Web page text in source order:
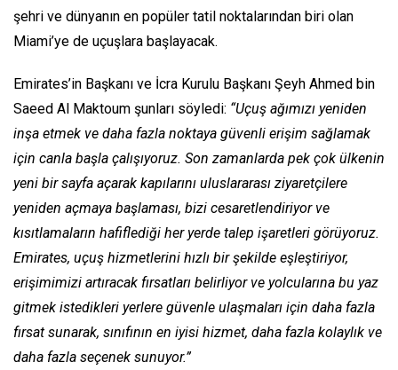
şehri ve dünyanın en popüler tatil noktalarından biri olan
Miami’ye de uçuşlara başlayacak.
Emirates’in Başkanı ve İcra Kurulu Başkanı Şeyh Ahmed bin
Saeed Al Maktoum şunları söyledi: “Uçuş ağımızı yeniden
inşa etmek ve daha fazla noktaya güvenli erişim sağlamak
için canla başla çalışıyoruz. Son zamanlarda pek çok ülkenin
yeni bir sayfa açarak kapılarını uluslararası ziyaretçilere
yeniden açmaya başlaması, bizi cesaretlendiriyor ve
kısıtlamaların hafiflediği her yerde talep işaretleri görüyoruz.
Emirates, uçuş hizmetlerini hızlı bir şekilde eşleştiriyor,
erişimimizi artıracak fırsatları belirliyor ve yolcularına bu yaz
gitmek istedikleri yerlere güvenle ulaşmaları için daha fazla
fırsat sunarak, sınıfının en iyisi hizmet, daha fazla kolaylık ve
daha fazla seçenek sunuyor.”